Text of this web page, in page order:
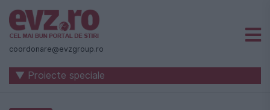
Știri
naționale
internaționale
coordonare@evzgroup.ro
▼ Proiecte speciale